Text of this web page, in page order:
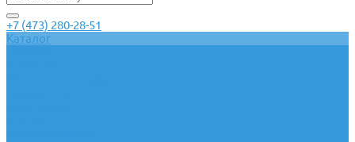
+7 (473) 280-28-51
Каталог